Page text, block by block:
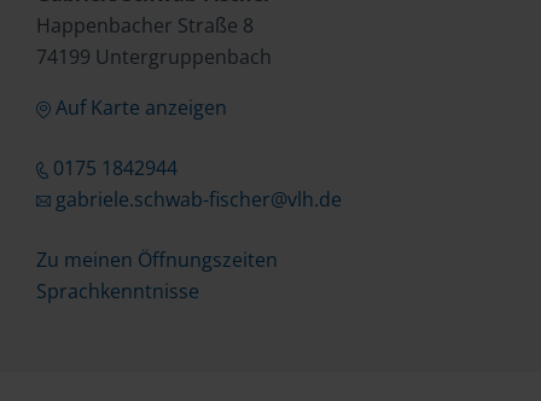
Happenbacher Straße 8
74199 Untergruppenbach
Auf Karte anzeigen
0175 1842944
gabriele.schwab-fischer@vlh.de
Zu meinen Öffnungszeiten
Sprachkenntnisse